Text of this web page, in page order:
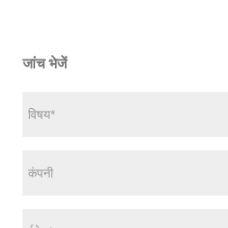
जांच भेजें